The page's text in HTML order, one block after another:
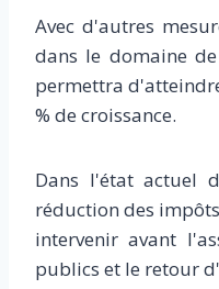
Avec d'autres
dans le domaine
permettra
% de croissance.
Dans l'état actuel
réduction des
intervenir avant
publics et le retour